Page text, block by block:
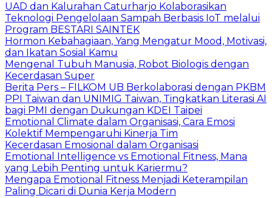
UAD dan Kalurahan Caturharjo Kolaborasikan
Teknologi Pengelolaan Sampah Berbasis IoT melalui
Program BESTARI SAINTEK
Hormon Kebahagiaan, Yang Mengatur Mood, Motivasi,
dan Ikatan Sosial Kamu
Mengenal Tubuh Manusia, Robot Biologis dengan
Kecerdasan Super
Berita Pers – FILKOM UB Berkolaborasi dengan PKBM
PPI Taiwan dan UNIMIG Taiwan, Tingkatkan Literasi AI
bagi PMI dengan Dukungan KDEI Taipei
Emotional Climate dalam Organisasi, Cara Emosi
Kolektif Mempengaruhi Kinerja Tim
Kecerdasan Emosional dalam Organisasi
Emotional Intelligence vs Emotional Fitness, Mana
yang Lebih Penting untuk Kariermu?
Mengapa Emotional Fitness Menjadi Keterampilan
Paling Dicari di Dunia Kerja Modern